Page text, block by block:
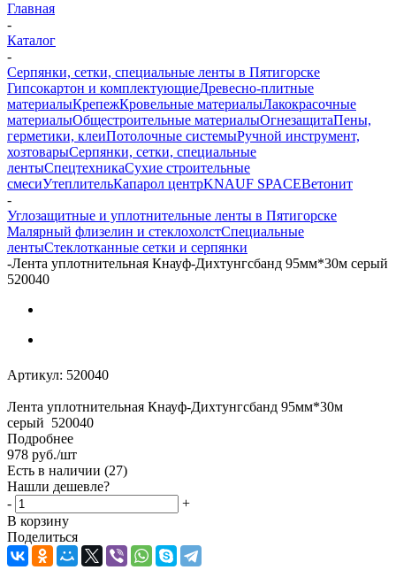
Главная
-
Каталог
-
Серпянки, сетки, специальные ленты в Пятигорске
Гипсокартон и комплектующиеДревесно-плитные
материалыКрепежКровельные материалыЛакокрасочные
материалыОбщестроительные материалыОгнезащитаПены,
герметики, клеиПотолочные системыРучной инструмент,
хозтоварыСерпянки, сетки, специальные
лентыСпецтехникаСухие строительные
смесиУтеплительКапарол центрKNAUF SPACEВетонит
-
Углозащитные и уплотнительные ленты в Пятигорске
Малярный флизелин и стеклохолстСпециальные
лентыСтеклотканные сетки и серпянки
-Лента уплотнительная Кнауф-Дихтунгсбанд 95мм*30м серый
520040
Артикул: 520040
Лента уплотнительная Кнауф-Дихтунгсбанд 95мм*30м
серый 520040
Подробнее
978 руб./шт
Есть в наличии (27)
Нашли дешевле?
-
+
В корзину
Поделиться